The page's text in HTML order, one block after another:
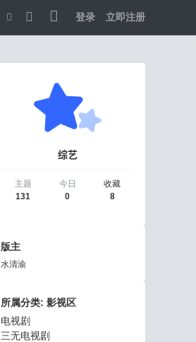
登录 立即注册
换
宽
综艺
主题
131
今日
0
收藏
8
版主
水清渝
所属分类: 影视区
电视剧
三无电视剧